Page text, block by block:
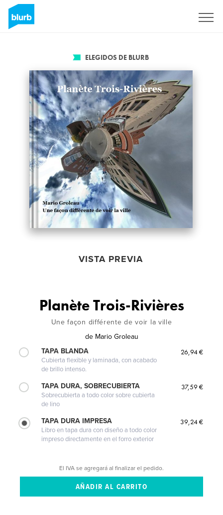
ELEGIDOS DE BLURB
VISTA PREVIA
Planète Trois-Rivières
Une façon différente de voir la ville
de Mario Groleau
TAPA BLANDA
Cubierta flexible y laminada, con acabado
de brillo intenso.
26,94 €
TAPA DURA, SOBRECUBIERTA
Sobrecubierta a todo color sobre cubierta
de lino
37,59 €
TAPA DURA IMPRESA
Libro en tapa dura con diseño a todo color
impreso directamente en el forro exterior
39,24 €
El IVA se agregará al finalizar el pedido.